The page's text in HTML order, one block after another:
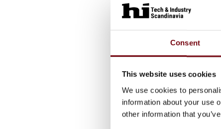
Consent
This website uses cookies
We use cookies to
information about your use
other information that